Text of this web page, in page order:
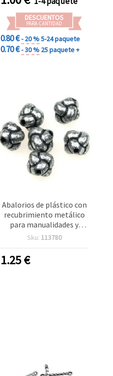
manualidades DIY
DESCUENTOS
PARA CANTIDAD
0.80 €- 20 %5-24 paquete
0.70 €- 30 % 25 paquete +
Abalorios de plástico con
recubrimiento metálico
para manualidades y
bisutería, diseño de nudo,
color plata - 50 g
Sku: 113780
1.25€